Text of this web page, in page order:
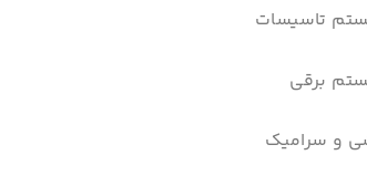
تاسیسات
برقی
و سرامیک